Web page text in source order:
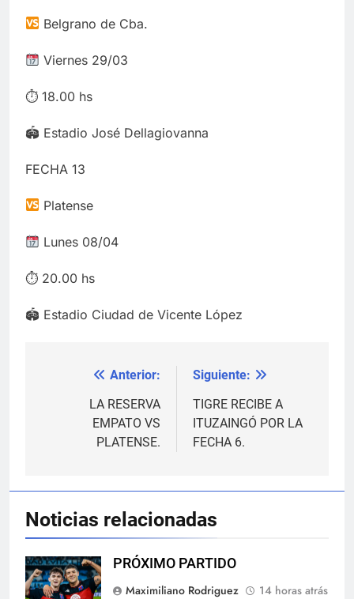
Belgrano de Cba.
Viernes 29/03
⏱ 18.00 hs
🏟 Estadio José Dellagiovanna
FECHA 13
Platense
Lunes 08/04
⏱ 20.00 hs
🏟 Estadio Ciudad de Vicente López
Navegación
entradas
Anterior:
LA RESERVA
EMPATO VS
PLATENSE.
Siguiente:
TIGRE RECIBE A
ITUZAINGÓ POR LA
FECHA 6.
Noticias relacionadas
PRÓXIMO PARTIDO
Maximiliano Rodriguez
14 horas atrás